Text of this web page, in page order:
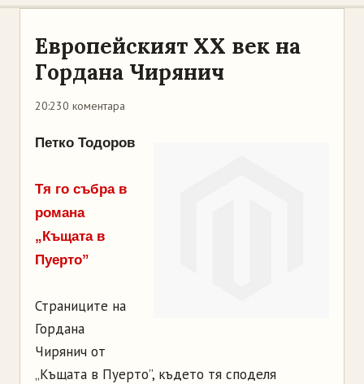
Европейският ХХ век на
Гордана Чирянич
20:230 коментара
Петко Тодоров
Тя го събра в
романа
„Къщата в
Пуерто”
Страниците на
Гордана
Чирянич от
„Къщата в Пуерто”, където тя споделя